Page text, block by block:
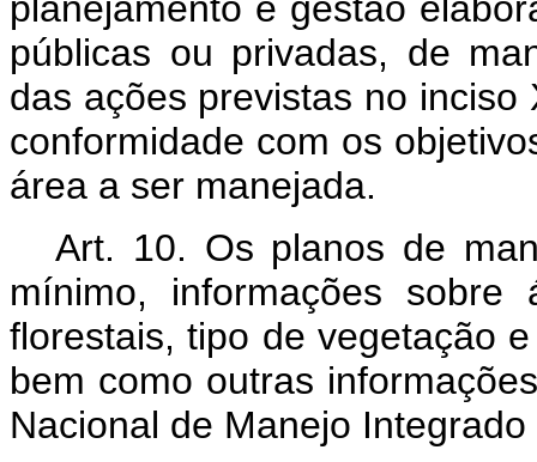
públicas ou privadas, de
das ações previstas no
conformidade com os
área a ser manejada.
Art. 10. Os planos de
mínimo, informações
florestais, tipo de vegetação
bem como outras
Nacional de Manejo